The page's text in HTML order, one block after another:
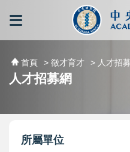
跳到主要內容區塊
首頁 > 徵才育才 > 人才招
人才招募網
所屬單位